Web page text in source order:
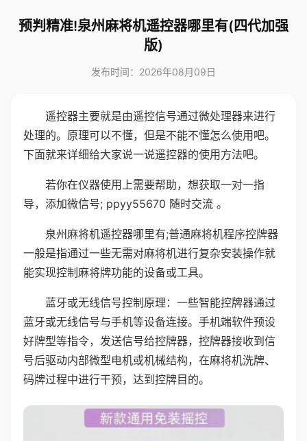
预判精准!泉州麻将机遥控器哪里有(四代加强
版)
发布时间：2026年08月09日
遥控器主要就是由遥控信号通过微处理器来进行
处理的。原理可以不懂，但是不能不懂怎么使用吧。
下面就来详细给大家说一说遥控器的使用方法吧。
若你在仪器使用上需要帮助，想获取一对一指
导，添加微信号; ppyy55670 随时交流 。
泉州麻将机遥控器哪里有;普通麻将机程序控牌器
一般是指通过一些无需对麻将机进行复杂安装操作就
能实现控制麻将牌功能的设备或工具。
蓝牙或无线信号控制原理：一些智能控牌器通过
蓝牙或无线信号与手机等设备连接。手机端软件预设
好牌型等指令，发送信号给控牌器，控牌器接收到信
号后驱动内部微型电机或机械结构，在麻将机洗牌、
码牌过程中进行干预，达到控牌目的。